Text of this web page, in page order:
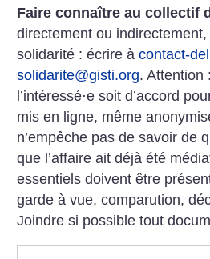
Faire connaître au collectif
directement ou indirectement,
solidarité : écrire àcontact-
solidarite@gisti.org. Attention
l’intéressé⋅e soit d’accord
mis en ligne, même
n’empêche pas de savoir de
que l’affaire ait déjà été
essentiels doivent être
garde à vue, comparution,
Joindre si possible tout